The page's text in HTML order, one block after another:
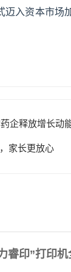
入资本市场
企释放增长动
家长更放心
睿印”打印